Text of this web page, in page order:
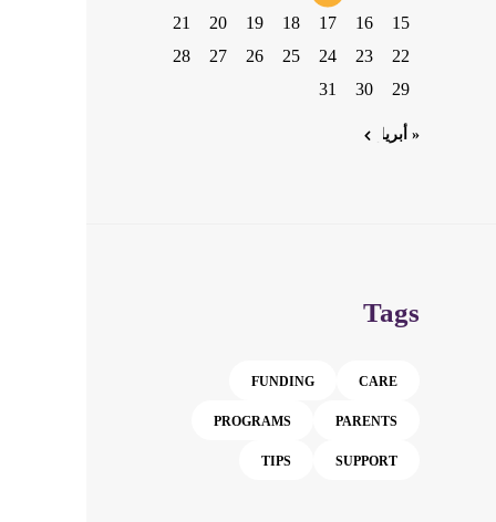
15
16
17
18
19
20
21
22
23
24
25
26
27
28
29
30
31
« أبريل
Tags
CARE
FUNDING
PARENTS
PROGRAMS
SUPPORT
TIPS